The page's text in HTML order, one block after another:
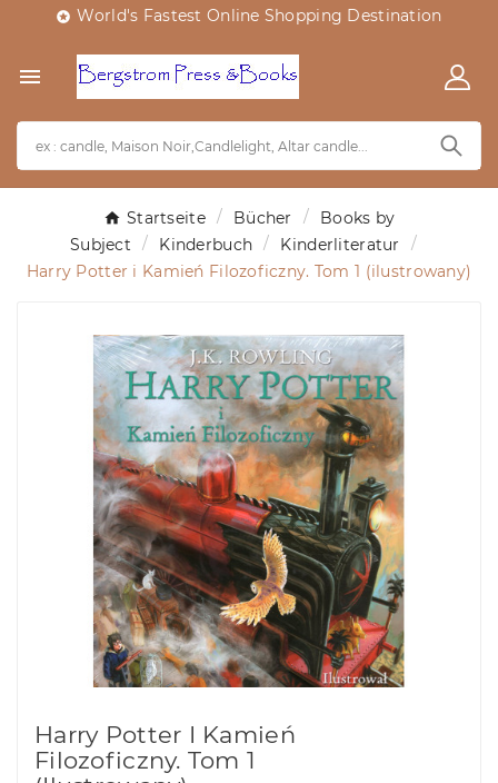
 World's Fastest Online Shopping Destination

Startseite Bücher
Books by
Subject
Kinderbuch
Kinderliteratur
Harry Potter i Kamień Filozoficzny. Tom 1 (ilustrowany)
Harry Potter I Kamień
Filozoficzny. Tom 1